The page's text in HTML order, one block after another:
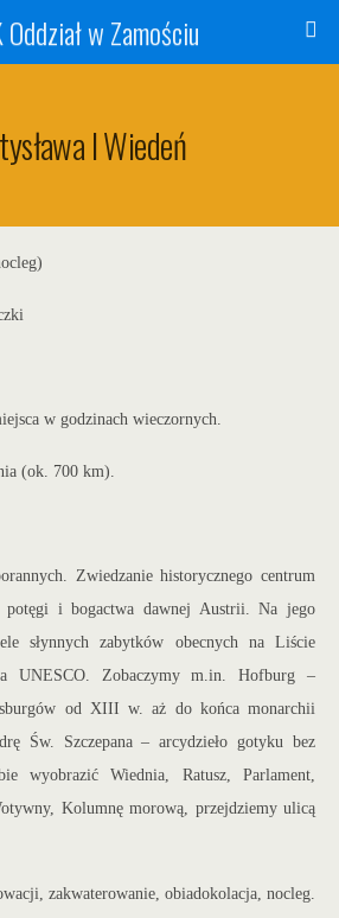
Oddział w Zamościu
I Wiedeń
w godzinach wieczornych.
(ok. 700 km).
Zwiedzanie historycznego centrum
potęgi i bogactwa dawnej Austrii. Na jego
słynnych zabytków obecnych na Liście
UNESCO. Zobaczymy m.in. Hofburg –
od XIII w. aż do końca monarchii
Św. Szczepana – arcydzieło gotyku bez
wyobrazić Wiednia, Ratusz, Parlament,
Kolumnę morową, przejdziemy ulicą
zakwaterowanie, obiadokolacja, nocleg.